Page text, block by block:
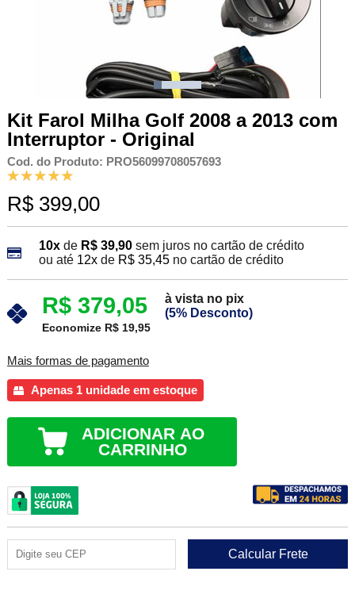
Kit Farol Milha Golf 2008 a 2013 com
Interruptor - Original
Cod. do Produto: PRO56099708057693
R$ 399,00
10xde R$ 39,90 sem juros no cartão de crédito
ou até 12xde R$ 35,45no cartão de crédito
R$ 379,05
à vista no pix
(5% Desconto)
Economize R$ 19,95
Mais formas de pagamento
Apenas 1 unidade em estoque
ADICIONAR AO
CARRINHO